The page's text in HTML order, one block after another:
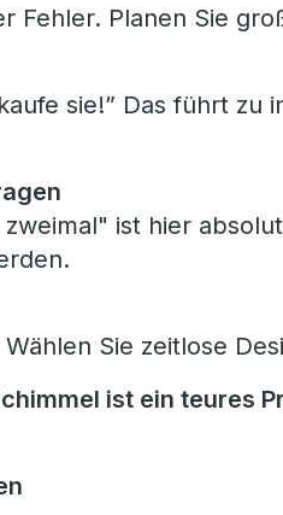
Fehler. Planen Sie
sie!” Das führt zu
ist hier
Sie zeitlose
ist ein teures